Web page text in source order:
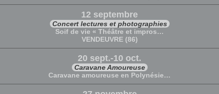
12 septembre
Concert lectures et photographies
Soif de vie « Théâtre et impros…
VENDEUVRE (86)
20 sept.-10 oct.
Caravane Amoureuse
Caravane amoureuse en Polynésie…